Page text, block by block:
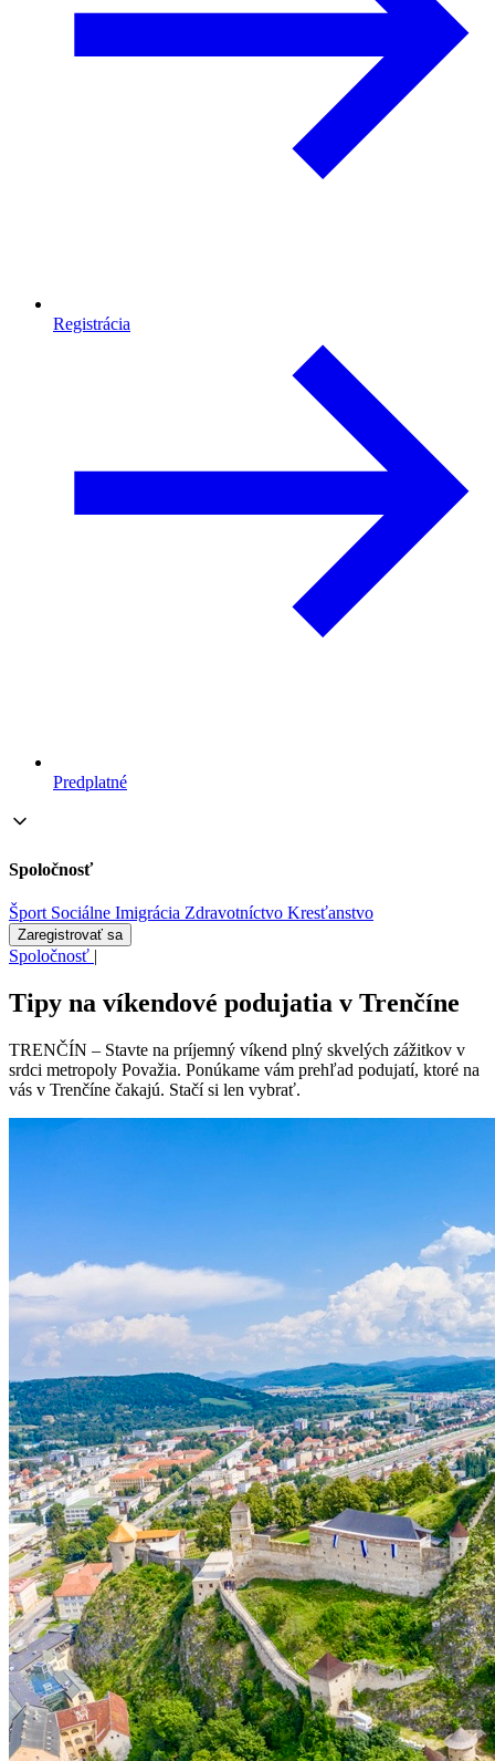
Registrácia
Predplatné
Spoločnosť
Šport Sociálne Imigrácia Zdravotníctvo Kresťanstvo
Zaregistrovať sa
Spoločnosť |
Tipy na víkendové podujatia v Trenčíne
TRENČÍN – Stavte na príjemný víkend plný skvelých zážitkov v
srdci metropoly Považia. Ponúkame vám prehľad podujatí, ktoré na
vás v Trenčíne čakajú. Stačí si len vybrať.